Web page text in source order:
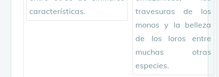
características.
travesuras de los
monos y la belleza
de los loros entre
muchas otras
especies.